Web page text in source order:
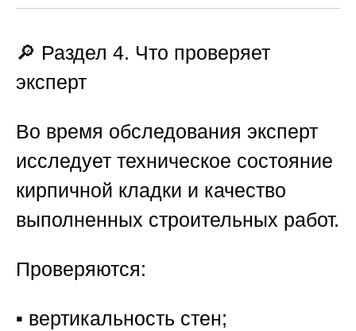
🔎 Раздел 4. Что проверяет
эксперт
Во время обследования эксперт
исследует техническое состояние
кирпичной кладки и качество
выполненных строительных работ.
Проверяются:
▪️ вертикальность стен;